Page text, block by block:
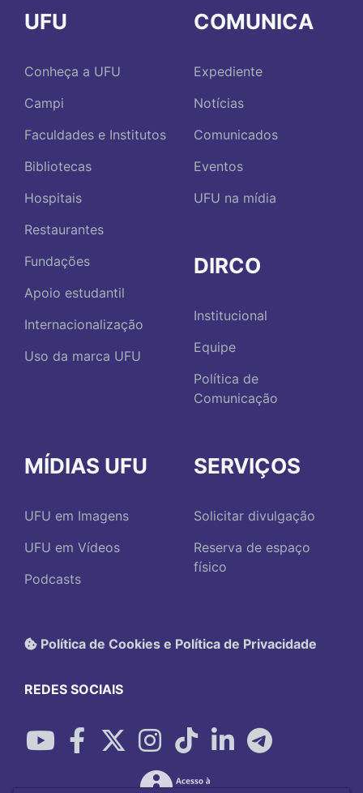
UFU
Conheça a UFU
Campi
Faculdades e Institutos
Bibliotecas
Hospitais
Restaurantes
Fundações
Apoio estudantil
Internacionalização
Uso da marca UFU
COMUNICA
Expediente
Notícias
Comunicados
Eventos
UFU na mídia
DIRCO
Institucional
Equipe
Política de
Comunicação
MÍDIAS UFU
UFU em Imagens
UFU em Vídeos
Podcasts
SERVIÇOS
Solicitar divulgação
Reserva de espaço
físico
Política de Cookies e Política de Privacidade
REDES SOCIAIS